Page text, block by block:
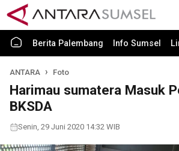
Berita Palembang Info Sumsel
ANTARA Foto
Harimau sumatera Masuk
BKSDA
Senin, 29 Juni 2020 14:32 WIB